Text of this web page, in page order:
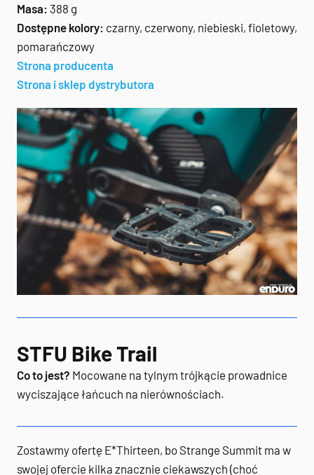
Masa: 388 g
Dostępne kolory: czarny, czerwony, niebieski, fioletowy,
pomarańczowy
Strona producenta
Strona i sklep dystrybutora
STFU Bike Trail
Co to jest? Mocowane na tylnym trójkącie prowadnice
wyciszające łańcuch na nierównościach.
Zostawmy ofertę E*Thirteen, bo Strange Summit ma w
swojej ofercie kilka znacznie ciekawszych (choć